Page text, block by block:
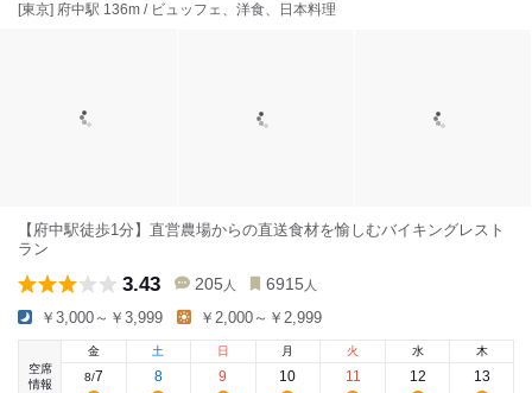
[東京] 府中駅 136m / ビュッフェ、洋食、日本料理
【府中駅徒歩1分】直営農場からの直送食材を愉しむバイキングレスト
ラン
3.43 205 人 6915 人
￥3,000～￥3,999 ￥2,000～￥2,999
空席
情報
金
8/7
土
8
日
9
月
10
火
11
水
12
木
13